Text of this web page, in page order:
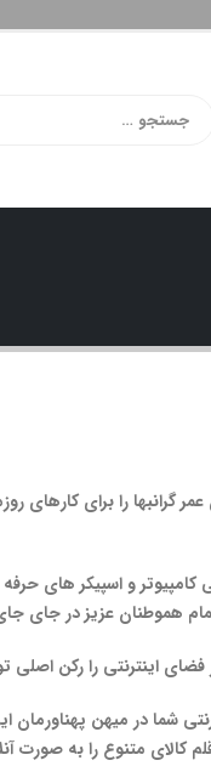
گرانبها را برای کارهای
هموطنان عزیز در جای
اینترنتی را رکن
شما در میهن
کالای متنوع را به صورت